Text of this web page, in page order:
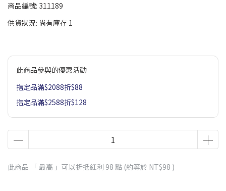
商品編號: 311189
供貨狀況: 尚有庫存 1
此商品參與的優惠活動
指定品滿$2088折$88
指定品滿$2588折$128
此商品 「 最高 」可以折抵紅利 98 點 (約等於 NT$98 )